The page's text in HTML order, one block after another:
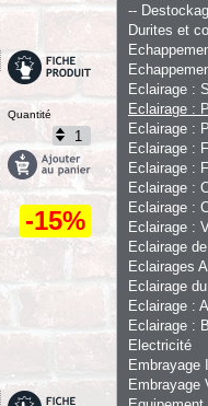
Quantité
-15%
--
Durites et
Eclairage :
Eclairage :
Eclairage :
Eclairage :
Eclairage :
Eclairage :
Eclairage :
Eclairage :
Eclairage
Eclairages
Eclairage
Eclairage :
Eclairage :
Electricité
Embrayage
Embrayage